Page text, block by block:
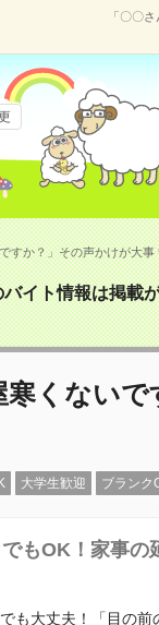
「〇〇
すか？」その声かけが大事
バイト情報は掲載
寒くない
大学生歓迎 ブランク
もOK！家事
大丈夫！「目の前